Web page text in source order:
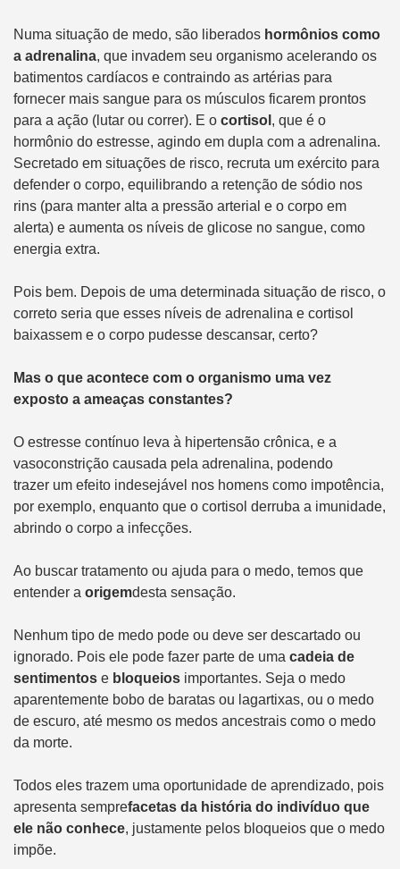
Numa situação de medo, são liberados hormônios como
a adrenalina, que invadem seu organismo acelerando os
batimentos cardíacos e contraindo as artérias para
fornecer mais sangue para os músculos ficarem prontos
para a ação (lutar ou correr). E o cortisol , que é o
hormônio do estresse, agindo em dupla com a adrenalina.
Secretado em situações de risco, recruta um exército para
defender o corpo, equilibrando a retenção de sódio nos
rins (para manter alta a pressão arterial e o corpo em
alerta) e aumenta os níveis de glicose no sangue, como
energia extra.
Pois bem. Depois de uma determinada situação de risco, o
correto seria que esses níveis de adrenalina e cortisol
baixassem e o corpo pudesse descansar, certo?
Mas o que acontece com o organismo uma vez
exposto a ameaças constantes?
O estresse contínuo leva à hipertensão crônica, e a
vasoconstrição causada pela adrenalina, podendo
trazer um efeito indesejável nos homens como impotência,
por exemplo, enquanto que o cortisol derruba a imunidade,
abrindo o corpo a infecções.
Ao buscar tratamento ou ajuda para o medo, temos que
entender a origemdesta sensação.
Nenhum tipo de medo pode ou deve ser descartado ou
ignorado. Pois ele pode fazer parte de uma cadeia de
sentimentose bloqueiosimportantes. Seja o medo
aparentemente bobo de baratas ou lagartixas, ou o medo
de escuro, até mesmo os medos ancestrais como o medo
da morte.
Todos eles trazem uma oportunidade de aprendizado, pois
apresenta semprefacetas da história do indivíduo que
ele não conhece, justamente pelos bloqueios que o medo
impõe.